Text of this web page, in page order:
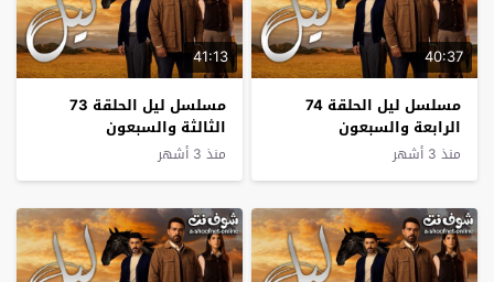
40:37
مسلسل ليل الحلقة 74
الرابعة والسبعون
منذ 3 أشهر
41:13
مسلسل ليل الحلقة 73
الثالثة والسبعون
منذ 3 أشهر